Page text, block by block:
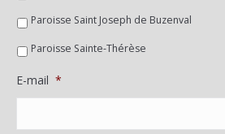
Paroisse Saint Joseph de Buzenval
Paroisse Sainte-Thérèse
E-mail *